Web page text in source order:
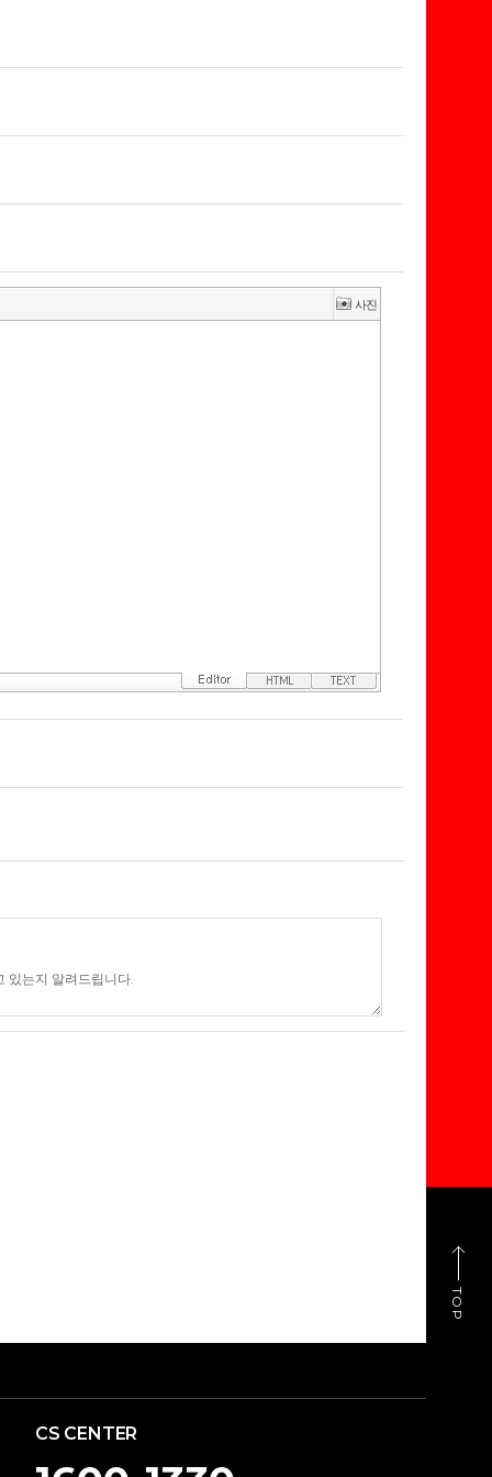
TOP
CS CENTER